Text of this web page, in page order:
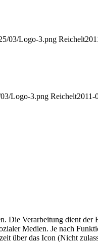
03/Logo-3.png Reichelt
Logo-3.png Reichelt2011-
Die Verarbeitung dient
Medien. Je nach
über das Icon (Nicht